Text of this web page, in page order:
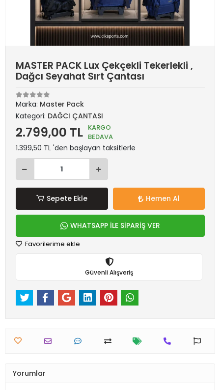
MASTER PACK Lux Çekçekli Tekerlekli ,
Dağcı Seyahat Sırt Çantası
Marka: Master Pack
Kategori: DAĞCI ÇANTASI
2.799,00 TL KARGO
BEDAVA
1.399,50 TL 'den başlayan taksitlerle
Sepete Ekle Hemen Al
WHATSAPP İLE SİPARİŞ VER
Favorilerime ekle
Güvenli Alışveriş
Yorumlar